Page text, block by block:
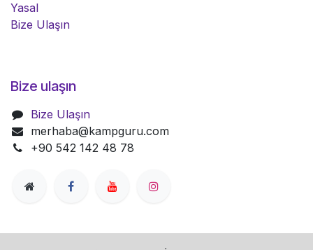
Yasal
Bize Ulaşın
Bize ulaşın
Bize Ulaşın
merhaba@kampguru.com
+90 542 142 48 78